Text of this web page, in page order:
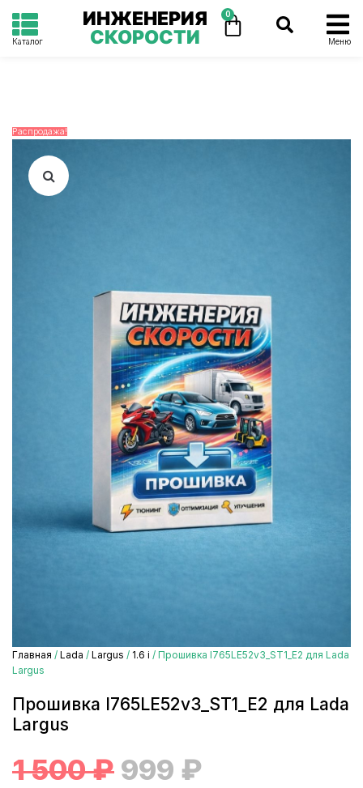
Каталог
ИНЖЕНЕРИЯ
СКОРОСТИ
0
Меню
Распродажа!
Главная / Lada / Largus / 1.6 i / Прошивка I765LE52v3_ST1_E2 для Lada
Largus
Прошивка I765LE52v3_ST1_E2 для Lada
Largus
1 500₽ 999 ₽